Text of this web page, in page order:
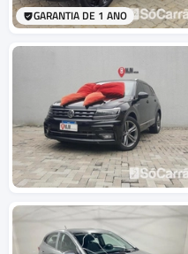
GARANTIA DE 1 ANO